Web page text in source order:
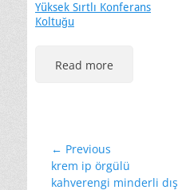
Yüksek Sırtlı Konferans
Koltuğu
Read more
Yazı
gezinmesi
← Previous
Previous
post:
krem ip örgülü
kahverengi minderli dış